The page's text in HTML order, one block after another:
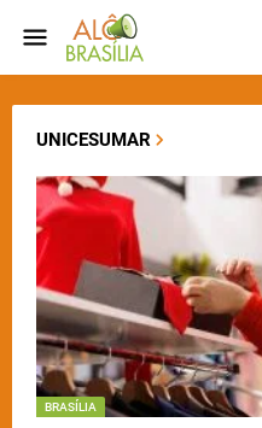
UNICESUMAR
BRASÍLIA